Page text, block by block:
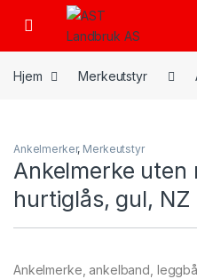
Skip to navigation
Skip to content
Open
Hjem Merkeutstyr
Ankelmerker, Merkeutstyr
Ankelmerke uten
hurtiglås, gul, NZ
Ankelmerke, ankelband,